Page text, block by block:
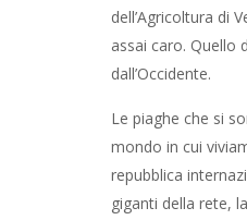
dell’Agricoltura di
assai caro. Quello
dall’Occidente.
Le piaghe che si
mondo in cui
repubblica
giganti della rete,